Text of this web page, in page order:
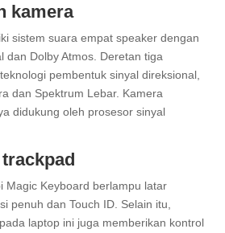
kamera
sistem suara empat speaker dengan
dan Dolby Atmos. Deretan tiga
pembentuk sinyal direksional,
dan Spektrum Lebar. Kamera
didukung oleh prosesor sinyal
Magic Keyboard berlampu latar
penuh dan Touch ID. Selain itu,
laptop ini juga memberikan kontrol